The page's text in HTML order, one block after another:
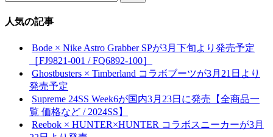
人気の記事
Bode × Nike Astro Grabber SPが3月下旬より発売予定
［FJ9821-001 / FQ6892-100］
Ghostbusters × Timberland コラボブーツが3月21日より
発売予定
Supreme 24SS Week6が国内3月23日に発売【全商品一
覧 価格など / 2024SS】
Reebok × HUNTER×HUNTER コラボスニーカーが3月